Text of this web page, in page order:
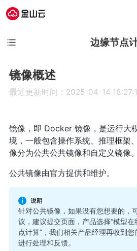
边缘节点
镜像概述
最近更新时间：2025-04-14
镜像，即 Docker 镜像，是运行大
境，一般包含操作系统、推理框架
像分为公共公共镜像和自定义镜像。
公共镜像由官方提供和维护。
针对公共镜像，如果没有您想要的，
议，建议提交页面，产品选择“模型在
点计算”，我们相关产品经理再收到
进行处理和反馈。